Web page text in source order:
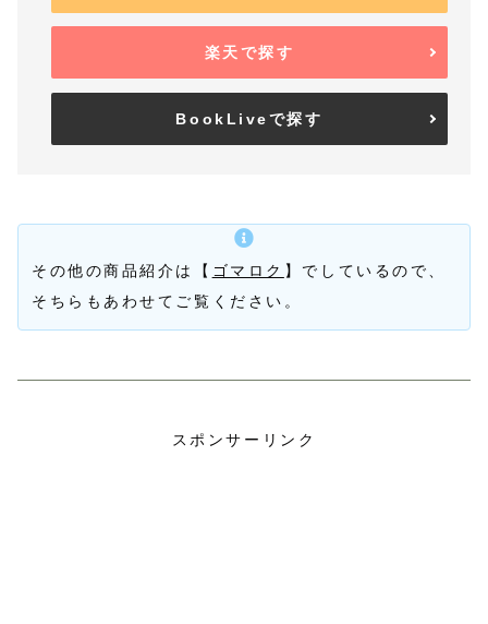
楽天で探す
BookLiveで探す
その他の商品紹介は【 ゴマロク 】でしているので、
そちらもあわせてご覧ください。
スポンサーリンク